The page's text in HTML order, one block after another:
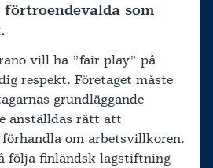
som
vill ha ”fair play” på
respekt. Företaget måste
grundläggande
anställdas rätt att
förhandla om arbetsvillkoren.
följa finländsk lagstiftning